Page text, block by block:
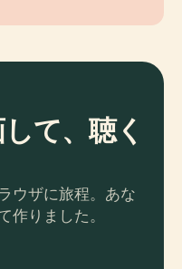
て、聴く
ウザに旅程。あな
作りました。